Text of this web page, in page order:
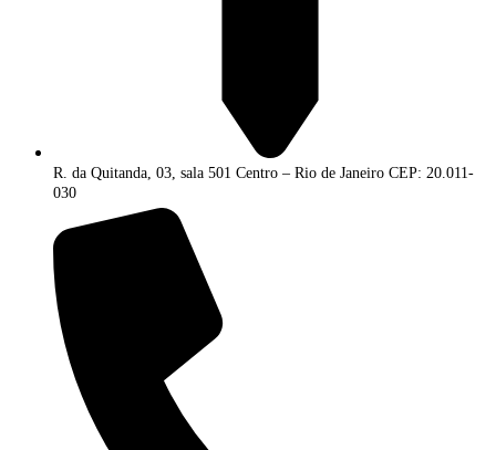
R. da Quitanda, 03, sala 501 Centro – Rio de Janeiro CEP: 20.011-
030